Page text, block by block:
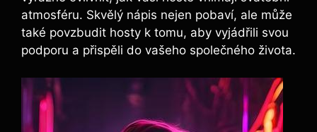
atmosféru. Skvělý nápis nejen pobaví, ale může
také povzbudit hosty k tomu, aby vyjádřili svou
podporu a přispěli do vašeho společného života.